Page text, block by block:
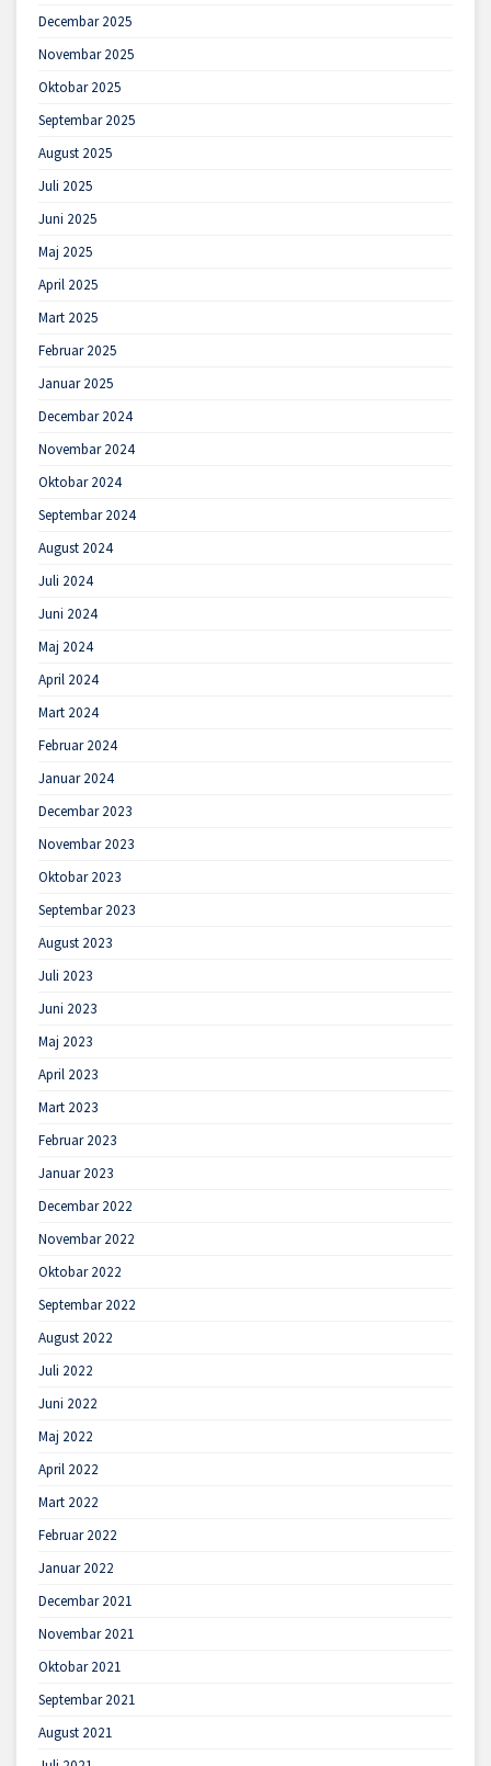
Decembar 2025
Novembar 2025
Oktobar 2025
Septembar 2025
August 2025
Juli 2025
Juni 2025
Maj 2025
April 2025
Mart 2025
Februar 2025
Januar 2025
Decembar 2024
Novembar 2024
Oktobar 2024
Septembar 2024
August 2024
Juli 2024
Juni 2024
Maj 2024
April 2024
Mart 2024
Februar 2024
Januar 2024
Decembar 2023
Novembar 2023
Oktobar 2023
Septembar 2023
August 2023
Juli 2023
Juni 2023
Maj 2023
April 2023
Mart 2023
Februar 2023
Januar 2023
Decembar 2022
Novembar 2022
Oktobar 2022
Septembar 2022
August 2022
Juli 2022
Juni 2022
Maj 2022
April 2022
Mart 2022
Februar 2022
Januar 2022
Decembar 2021
Novembar 2021
Oktobar 2021
Septembar 2021
August 2021